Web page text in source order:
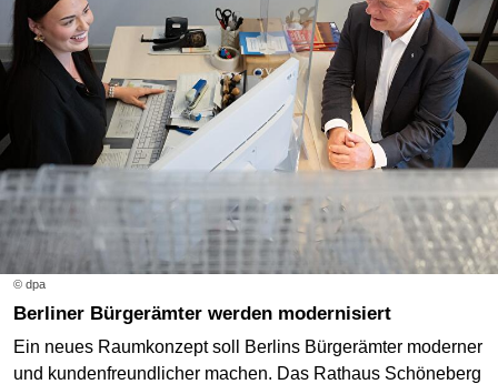
© dpa
Berliner Bürgerämter werden modernisiert
Ein neues Raumkonzept soll Berlins Bürgerämter moderner
und kundenfreundlicher machen. Das Rathaus Schöneberg